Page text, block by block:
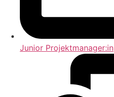
Junior Projektmanager:in